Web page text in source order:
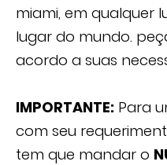
miami, em qualquer
lugar do mundo.
acordo a suas
IMPORTANTE: Para
com seu
tem que mandar o